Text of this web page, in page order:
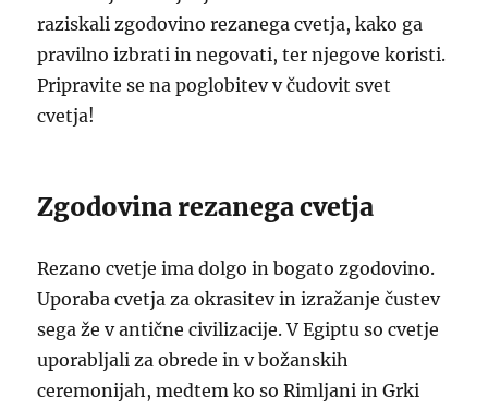
raziskali zgodovino rezanega cvetja, kako ga
pravilno izbrati in negovati, ter njegove koristi.
Pripravite se na poglobitev v čudovit svet
cvetja!
Zgodovina rezanega cvetja
Rezano cvetje ima dolgo in bogato zgodovino.
Uporaba cvetja za okrasitev in izražanje čustev
sega že v antične civilizacije. V Egiptu so cvetje
uporabljali za obrede in v božanskih
ceremonijah, medtem ko so Rimljani in Grki